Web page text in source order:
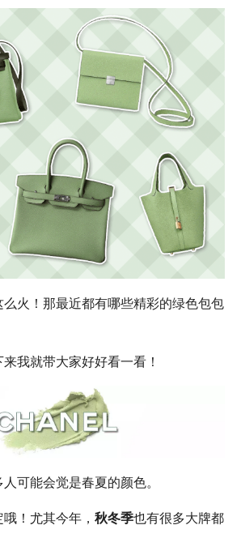
火！那最近都有哪些精彩的绿色包包
我就带大家好好看一看！
可能会觉是春夏的颜色。
！尤其今年， 秋冬季也有很多大牌都